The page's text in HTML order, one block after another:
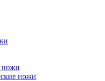
ножи
ножи